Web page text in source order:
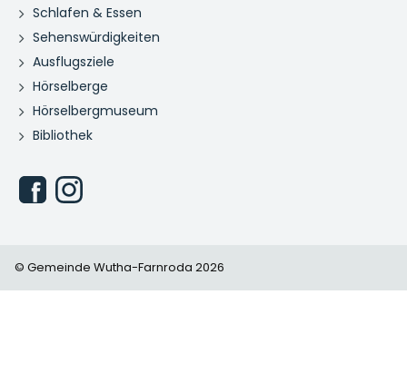
Schlafen & Essen
Sehenswürdigkeiten
Ausflugsziele
Hörselberge
Hörselbergmuseum
Bibliothek
© Gemeinde Wutha-Farnroda 2026